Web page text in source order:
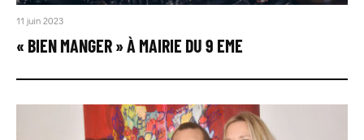
11 juin 2023
« BIEN MANGER » À MAIRIE DU 9 EME